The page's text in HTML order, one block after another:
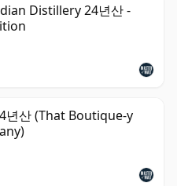
멈추며, 병 안에서 계속 숙
이십사년 숙성 위스키는 시
숙성으로 남습니다.
Distillery 24년산 -
년산 (That Boutique-y